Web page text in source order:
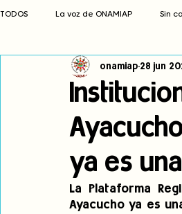
TODOS La voz de ONAMIAP Sin
Cambio climático Navegador
Pronunciamientos
jóvenes indígenas
ya es
onamiap 28 jun
La Plataforma
Ayacucho ya es